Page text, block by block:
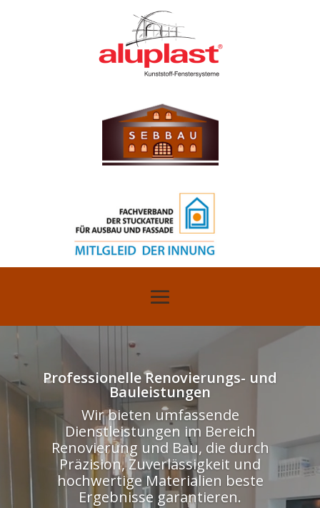
Professionelle Renovierungs- und
Bauleistungen
Wir bieten umfassende
Dienstleistungen im Bereich
Renovierung und Bau, die durch
Präzision, Zuverlässigkeit und
hochwertige Materialien beste
Ergebnisse garantieren.